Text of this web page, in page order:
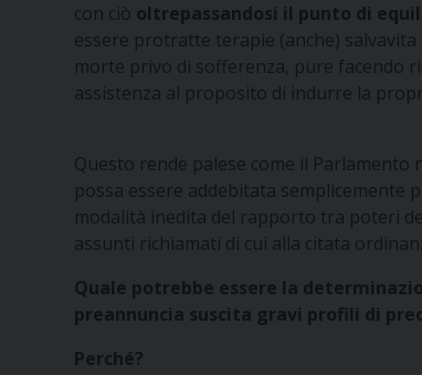
con ciò oltrepassandosi il punto di
essere protratte terapie (anche)
morte privo di sofferenza, pure facendo
assistenza al proposito di indurre la
Questo rende palese come il
possa essere addebitata
modalità inedita del rapporto tra poteri
assunti richiamati di cui alla citata
Quale potrebbe essere la
preannuncia suscita gravi profili di
Perché?